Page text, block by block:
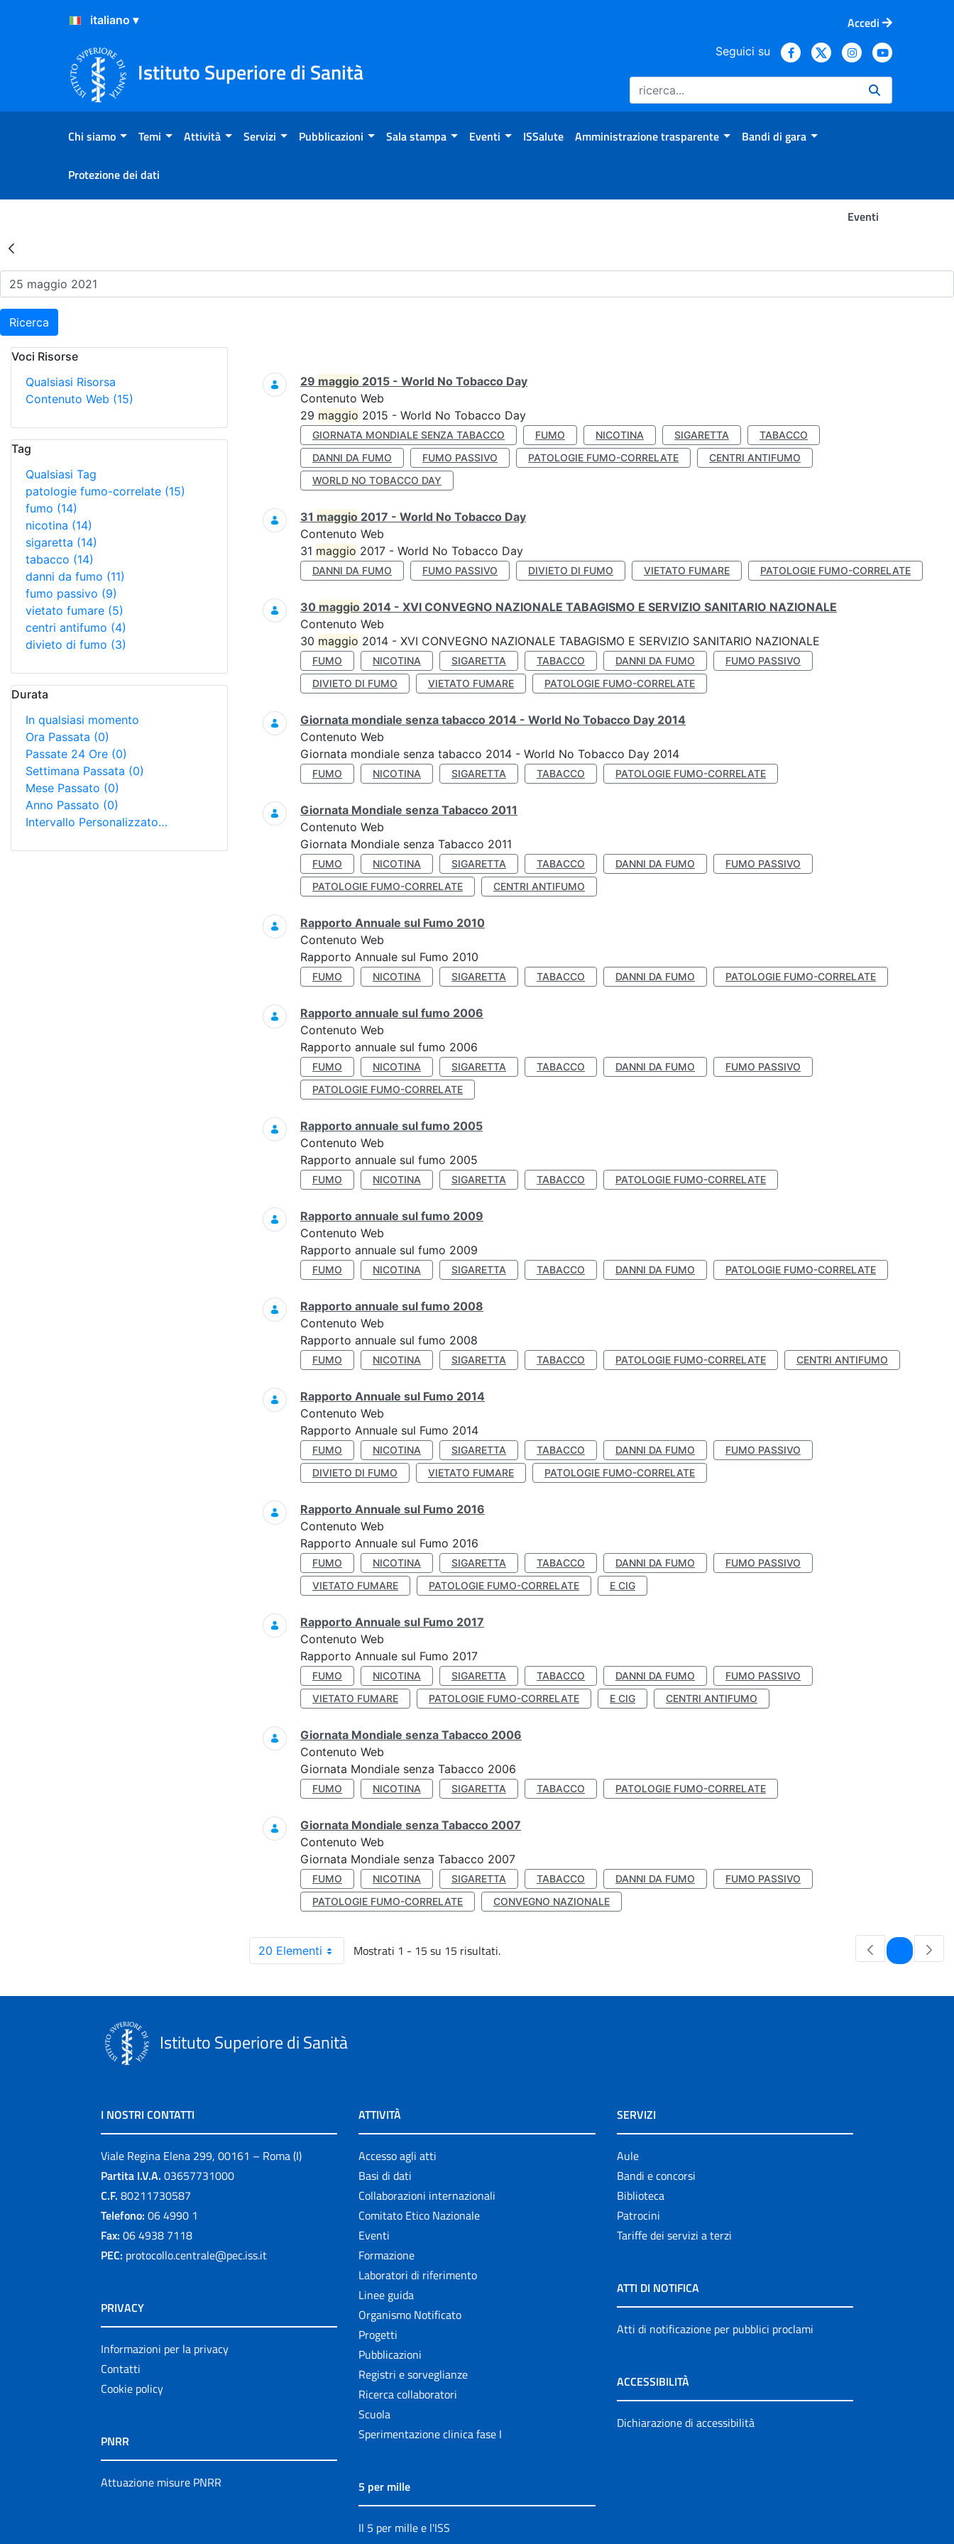
Salta al Contenuto
Salta al Footer
Accedi
Istituto Superiore di Sanità
Seguici su
Chi siamo Temi Attività Servizi Pubblicazioni Sala stampa Eventi ISSalute Amministrazione trasparente Bandi di gara
Protezione dei dati
Eventi
Risultati della Ricerca - Eventi
Ricerca
Voci Risorse
Qualsiasi Risorsa
Contenuto Web (15)
Tag
Qualsiasi Tag
patologie fumo-correlate (15)
fumo (14)
nicotina (14)
sigaretta (14)
tabacco (14)
danni da fumo (11)
fumo passivo (9)
vietato fumare (5)
centri antifumo (4)
divieto di fumo (3)
Durata
In qualsiasi momento
Ora Passata (0)
Passate 24 Ore (0)
Settimana Passata (0)
Mese Passato (0)
Anno Passato (0)
Intervallo Personalizzato…
Ricerca
29 maggio 2015 - World No Tobacco Day
Contenuto Web
29 maggio 2015 - World No Tobacco Day
GIORNATA MONDIALE SENZA TABACCO FUMO NICOTINA SIGARETTA
TABACCO
DANNI DA FUMO
FUMO PASSIVO PATOLOGIE FUMO-CORRELATE
CENTRI ANTIFUMO
WORLD NO TOBACCO DAY
31 maggio 2017 - World No Tobacco Day
Contenuto Web
31 maggio 2017 - World No Tobacco Day
DANNI DA FUMO FUMO PASSIVO DIVIETO DI FUMO VIETATO FUMARE PATOLOGIE FUMO-CORRELATE
30 maggio 2014 - XVI CONVEGNO NAZIONALE TABAGISMO E SERVIZIO SANITARIO NAZIONALE
Contenuto Web
30 maggio 2014 - XVI CONVEGNO NAZIONALE TABAGISMO E SERVIZIO SANITARIO NAZIONALE
FUMO NICOTINA SIGARETTA TABACCO DANNI DA FUMO
FUMO PASSIVO
DIVIETO DI FUMO
VIETATO FUMARE PATOLOGIE FUMO-CORRELATE
Giornata mondiale senza tabacco 2014 - World No Tobacco Day 2014
Contenuto Web
Giornata mondiale senza tabacco 2014 - World No Tobacco Day 2014
FUMO NICOTINA SIGARETTA TABACCO PATOLOGIE FUMO-CORRELATE
Giornata Mondiale senza Tabacco 2011
Contenuto Web
Giornata Mondiale senza Tabacco 2011
FUMO NICOTINA SIGARETTA TABACCO DANNI DA FUMO
FUMO PASSIVO
PATOLOGIE FUMO-CORRELATE
CENTRI ANTIFUMO
Rapporto Annuale sul Fumo 2010
Contenuto Web
Rapporto Annuale sul Fumo 2010
FUMO NICOTINA SIGARETTA TABACCO DANNI DA FUMO PATOLOGIE FUMO-CORRELATE
Rapporto annuale sul fumo 2006
Contenuto Web
Rapporto annuale sul fumo 2006
FUMO NICOTINA SIGARETTA TABACCO DANNI DA FUMO
FUMO PASSIVO
PATOLOGIE FUMO-CORRELATE
Rapporto annuale sul fumo 2005
Contenuto Web
Rapporto annuale sul fumo 2005
FUMO NICOTINA SIGARETTA TABACCO PATOLOGIE FUMO-CORRELATE
Rapporto annuale sul fumo 2009
Contenuto Web
Rapporto annuale sul fumo 2009
FUMO NICOTINA SIGARETTA TABACCO DANNI DA FUMO PATOLOGIE FUMO-CORRELATE
Rapporto annuale sul fumo 2008
Contenuto Web
Rapporto annuale sul fumo 2008
FUMO NICOTINA SIGARETTA TABACCO PATOLOGIE FUMO-CORRELATE CENTRI ANTIFUMO
Rapporto Annuale sul Fumo 2014
Contenuto Web
Rapporto Annuale sul Fumo 2014
FUMO NICOTINA SIGARETTA TABACCO DANNI DA FUMO
FUMO PASSIVO
DIVIETO DI FUMO
VIETATO FUMARE PATOLOGIE FUMO-CORRELATE
Rapporto Annuale sul Fumo 2016
Contenuto Web
Rapporto Annuale sul Fumo 2016
FUMO NICOTINA SIGARETTA TABACCO DANNI DA FUMO
FUMO PASSIVO
VIETATO FUMARE
PATOLOGIE FUMO-CORRELATE E CIG
Rapporto Annuale sul Fumo 2017
Contenuto Web
Rapporto Annuale sul Fumo 2017
FUMO NICOTINA SIGARETTA TABACCO DANNI DA FUMO
FUMO PASSIVO
VIETATO FUMARE
PATOLOGIE FUMO-CORRELATE E CIG CENTRI ANTIFUMO
Giornata Mondiale senza Tabacco 2006
Contenuto Web
Giornata Mondiale senza Tabacco 2006
FUMO NICOTINA SIGARETTA TABACCO PATOLOGIE FUMO-CORRELATE
Giornata Mondiale senza Tabacco 2007
Contenuto Web
Giornata Mondiale senza Tabacco 2007
FUMO NICOTINA SIGARETTA TABACCO DANNI DA FUMO
FUMO PASSIVO
PATOLOGIE FUMO-CORRELATE
CONVEGNO NAZIONALE
20 Elementi Mostrati 1 - 15 su 15 risultati. Pagina
Istituto Superiore di Sanità
I NOSTRI CONTATTI
Viale Regina Elena 299, 00161 – Roma (I)
Partita I.V.A. 03657731000
C.F. 80211730587
Telefono: 06 4990 1
Fax: 06 4938 7118
PEC: protocollo.centrale@pec.iss.it
PRIVACY
Informazioni per la privacy
Contatti
Cookie policy
PNRR
Attuazione misure PNRR
ATTIVITÀ
Accesso agli atti
Basi di dati
Collaborazioni internazionali
Comitato Etico Nazionale
Eventi
Formazione
Laboratori di riferimento
Linee guida
Organismo Notificato
Progetti
Pubblicazioni
Registri e sorveglianze
Ricerca collaboratori
Scuola
Sperimentazione clinica fase I
5 per mille
Il 5 per mille e l'ISS
SERVIZI
Aule
Bandi e concorsi
Biblioteca
Patrocini
Tariffe dei servizi a terzi
ATTI DI NOTIFICA
Atti di notificazione per pubblici proclami
ACCESSIBILITÀ
Dichiarazione di accessibilità